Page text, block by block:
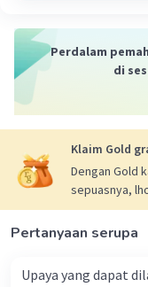
Perdalam
di
Klaim Gold
Dengan Gold
sepuasnya,
Pertanyaan serupa
Upaya yang dapat